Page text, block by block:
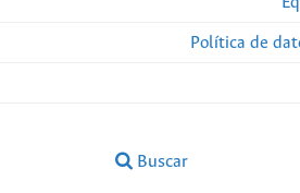
Política de
Buscar